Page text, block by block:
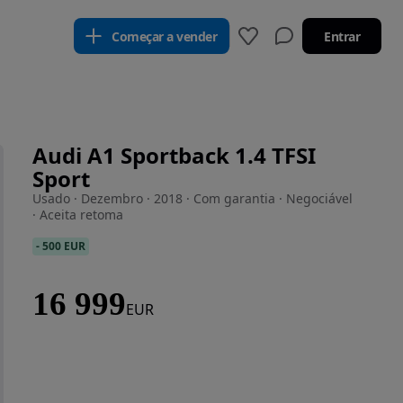
Começar a vender Entrar
Audi A1 Sportback 1.4 TFSI
Sport
Usado · Dezembro · 2018 · Com garantia · Negociável
· Aceita retoma
-500 EUR
16 999EUR